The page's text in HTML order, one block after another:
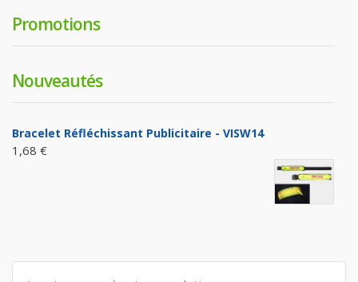
Promotions
Nouveautés
Bracelet Réfléchissant Publicitaire - VISW14
1,68 €